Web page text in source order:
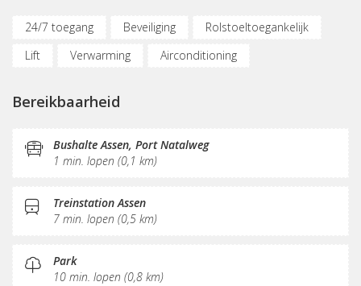
24/7 toegang Beveiliging
Rolstoeltoegankelijk
Lift
Verwarming
Airconditioning
(Flex)werkplekken
Internetmogelijkheden
Glasvezel
KVK-inschrijving
Sociaal hart
Pantry
Schoonmaak
Postverwerking
Bereikbaarheid
Bushalte Assen, Port Natalweg
1 min. lopen (0,1 km)
Treinstation Assen
7 min. lopen (0,5 km)
Park
10 min. lopen (0,8 km)